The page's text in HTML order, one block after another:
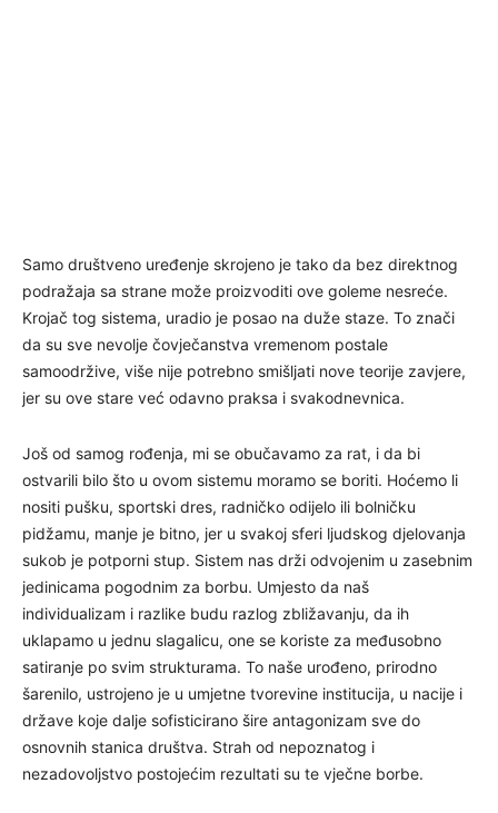
Samo društveno uređenje skrojeno je tako da bez direktnog
podražaja sa strane može proizvoditi ove goleme nesreće.
Krojač tog sistema, uradio je posao na duže staze. To znači
da su sve nevolje čovječanstva vremenom postale
samoodržive, više nije potrebno smišljati nove teorije zavjere,
jer su ove stare već odavno praksa i svakodnevnica.
Još od samog rođenja, mi se obučavamo za rat, i da bi
ostvarili bilo što u ovom sistemu moramo se boriti. Hoćemo li
nositi pušku, sportski dres, radničko odijelo ili bolničku
pidžamu, manje je bitno, jer u svakoj sferi ljudskog djelovanja
sukob je potporni stup. Sistem nas drži odvojenim u zasebnim
jedinicama pogodnim za borbu. Umjesto da naš
individualizam i razlike budu razlog zbližavanju, da ih
uklapamo u jednu slagalicu, one se koriste za međusobno
satiranje po svim strukturama. To naše urođeno, prirodno
šarenilo, ustrojeno je u umjetne tvorevine institucija, u nacije i
države koje dalje sofisticirano šire antagonizam sve do
osnovnih stanica društva. Strah od nepoznatog i
nezadovoljstvo postojećim rezultati su te vječne borbe.